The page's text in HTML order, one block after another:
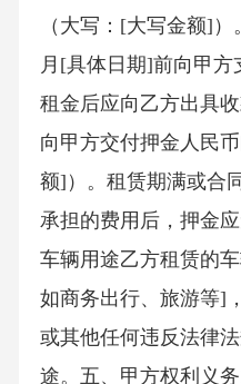
（大写：[大写金额]
月[具体日期]前向甲方
租金后应向乙方出具
向甲方交付押金人民
额]）。租赁期满或合
承担的费用后，押金
车辆用途乙方租赁的
如商务出行、旅游等]
或其他任何违反法律
途。五、甲方权利义